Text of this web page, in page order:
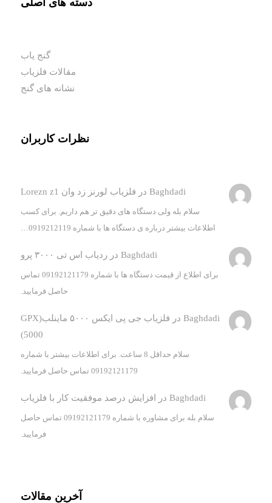
گنج یاب
مقالات فلزیاب
نشانه های گنج
نظرات کاربران
Baghdadi در فلزیاب لورنز زد وان Lorezn z1
سلام بله ولی دستگاه های دقیق تر هم داریم. برای کسب
اطلاعات بیشتر درباره ی دستگاه ها با شماره 0919212119…
Baghdadi درردیاب اس تی ۳۰۰۰ پرو
برای اطلاع از قیمت دستگاه ها با شماره 09192121179 تماس
حاصل فرمایید.
Baghdadi در
فلزیاب جی پی ایکس ۵۰۰۰ ماینلب(GPX
5000)
سلام حداقل 8 ساعت. برای اطلاعات بیشتر با شماره
09192121179 تماس حاصل فرمایید.
Baghdadi در افزایش درصد موفقیت کار با فلزیاب
سلام بله برای مشاوره با شماره 09192121179 تماس حاصل
فرمایید.
آخرین مقالات